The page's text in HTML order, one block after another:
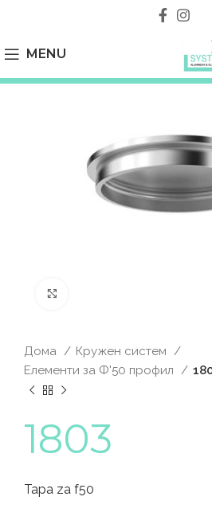
MENU
Дома
Кружен систем
Елементи за Ф'50 профил
1803
Tapa za f50